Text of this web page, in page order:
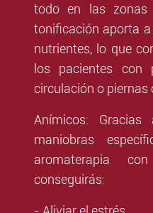
todo en las zonas
tonificación aporta
nutrientes, lo que
los pacientes con
circulación o piernas
Anímicos:
maniobras
aromaterapia
conseguirás: